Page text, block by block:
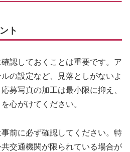
ト
認しておくことは重要です。ア
の設定など、見落としがないよ
募写真の加工は最小限に抑え、
心がけてください。
前に必ず確認してください。特
交通機関が限られている場合が